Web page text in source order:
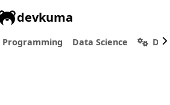
devkuma
Programming Data Science